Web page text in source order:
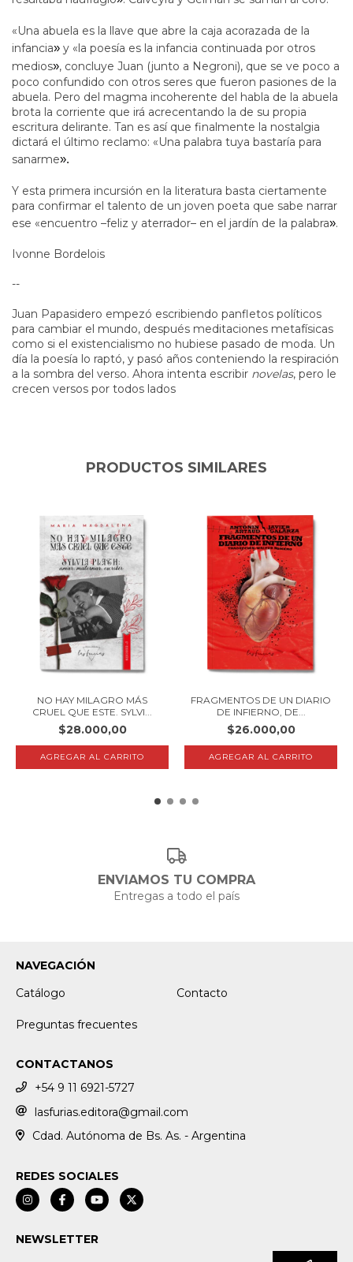
«Una abuela es la llave que abre la caja acorazada de la
infancia» y «la poesía es la infancia continuada por otros
medios», concluye Juan (junto a Negroni), que se ve poco a
poco confundido con otros seres que fueron pasiones de la
abuela. Pero del magma incoherente del habla de la abuela
brota la corriente que irá acrecentando la de su propia
escritura delirante. Tan es así que finalmente la nostalgia
dictará el último reclamo: «Una palabra tuya bastaría para
sanarme».
Y esta primera incursión en la literatura basta ciertamente
para confirmar el talento de un joven poeta que sabe narrar
ese «encuentro –feliz y aterrador– en el jardín de la palabra».
Ivonne Bordelois
--
Juan Papasidero empezó escribiendo panfletos políticos
para cambiar el mundo, después meditaciones metafísicas
como si el existencialismo no hubiese pasado de moda. Un
día la poesía lo raptó, y pasó años conteniendo la respiración
a la sombra del verso. Ahora intenta escribir novelas, pero le
crecen versos por todos lados
PRODUCTOS SIMILARES
NO HAY MILAGRO MÁS
CRUEL QUE ESTE. SYLVI...
$28.000,00
FRAGMENTOS DE UN DIARIO
DE INFIERNO, DE...
$26.000,00
ENVIAMOS TU COMPRA
Entregas a todo el país
NAVEGACIÓN
Catálogo
Contacto
Preguntas frecuentes
CONTACTANOS
+54 9 11 6921-5727
lasfurias.editora@gmail.com
Cdad. Autónoma de Bs. As. - Argentina
REDES SOCIALES
NEWSLETTER